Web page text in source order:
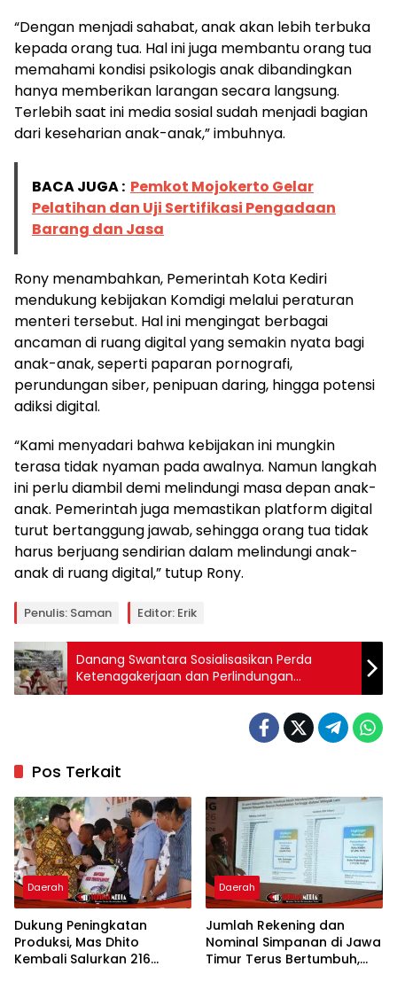
“Dengan menjadi sahabat, anak akan lebih terbuka
kepada orang tua. Hal ini juga membantu orang tua
memahami kondisi psikologis anak dibandingkan
hanya memberikan larangan secara langsung.
Terlebih saat ini media sosial sudah menjadi bagian
dari keseharian anak-anak,” imbuhnya.
BACA JUGA : Pemkot Mojokerto Gelar
Pelatihan dan Uji Sertifikasi Pengadaan
Barang dan Jasa
Rony menambahkan, Pemerintah Kota Kediri
mendukung kebijakan Komdigi melalui peraturan
menteri tersebut. Hal ini mengingat berbagai
ancaman di ruang digital yang semakin nyata bagi
anak-anak, seperti paparan pornografi,
perundungan siber, penipuan daring, hingga potensi
adiksi digital.
“Kami menyadari bahwa kebijakan ini mungkin
terasa tidak nyaman pada awalnya. Namun langkah
ini perlu diambil demi melindungi masa depan anak-
anak. Pemerintah juga memastikan platform digital
turut bertanggung jawab, sehingga orang tua tidak
harus berjuang sendirian dalam melindungi anak-
anak di ruang digital,” tutup Rony.
Penulis: Saman Editor: Erik
Danang Swantara Sosialisasikan Perda
Ketenagakerjaan dan Perlindungan
Terhadap Pekerja Migran Indonesia
Pos Terkait
Daerah
Dukung Peningkatan
Produksi, Mas Dhito
Kembali Salurkan 216
Daerah
Jumlah Rekening dan
Nominal Simpanan di Jawa
Timur Terus Bertumbuh,